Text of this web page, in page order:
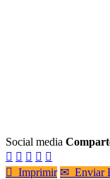
Social media
    
 Imprimir ✉ Enviar